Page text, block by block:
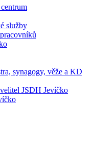
služby
synagogy, věže a KD
JSDH Jevíčko